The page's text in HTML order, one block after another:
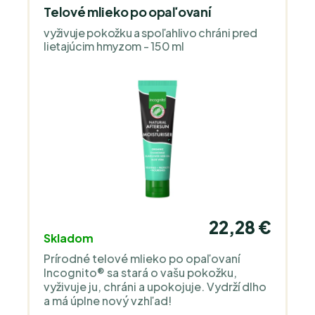
Telové mlieko po opaľovaní
vyživuje pokožku a spoľahlivo chráni pred
lietajúcim hmyzom - 150 ml
Skladom
22,28 €
Prírodné telové mlieko po opaľovaní
Incognito® sa stará o vašu pokožku,
vyživuje ju, chráni a upokojuje. Vydrží dlho
a má úplne nový vzhľad!